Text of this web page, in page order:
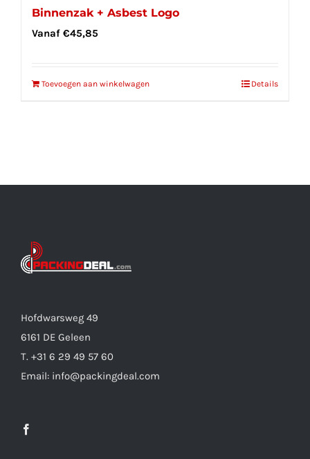
Binnenzak + Asbest Logo
Vanaf €45,85
Toevoegen aan winkelwagen Details
Hofdwarsweg 49
6161 DE Geleen
T. +31 6 29 49 57 60
Email: info@packingdeal.com